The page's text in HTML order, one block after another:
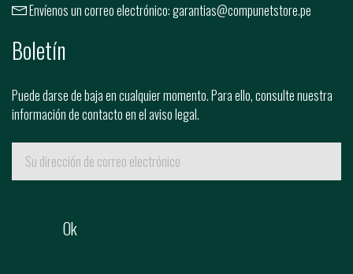
Envíenos un correo electrónico:garantias@compunetstore.pe
Boletín
Puede darse de baja en cualquier momento. Para ello, consulte nuestra
información de contacto en el aviso legal.